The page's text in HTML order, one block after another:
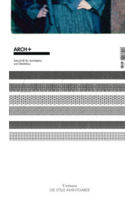
ARCH+ Nr. 226, Herbst
2016